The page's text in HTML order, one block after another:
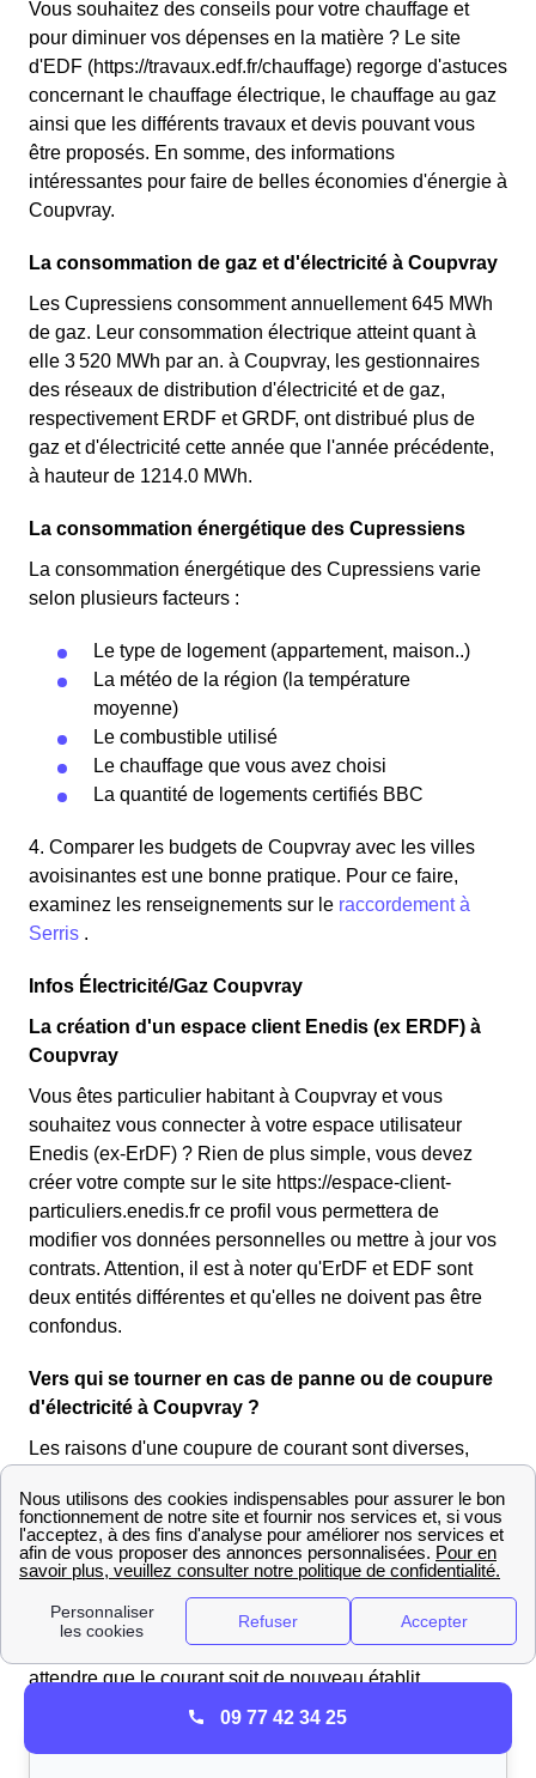
Vous souhaitez des conseils pour votre chauffage et
pour diminuer vos dépenses en la matière ? Le site
d'EDF (https://travaux.edf.fr/chauffage) regorge d'astuces
concernant le chauffage électrique, le chauffage au gaz
ainsi que les différents travaux et devis pouvant vous
être proposés. En somme, des informations
intéressantes pour faire de belles économies d'énergie à
Coupvray.
La consommation de gaz et d'électricité à Coupvray
Les Cupressiens consomment annuellement 645 MWh
de gaz. Leur consommation électrique atteint quant à
elle 3 520 MWh par an. à Coupvray, les gestionnaires
des réseaux de distribution d'électricité et de gaz,
respectivement ERDF et GRDF, ont distribué plus de
gaz et d'électricité cette année que l'année précédente,
à hauteur de 1214.0 MWh.
La consommation énergétique des Cupressiens
La consommation énergétique des Cupressiens varie
selon plusieurs facteurs :
Le type de logement (appartement, maison..)
La météo de la région (la température
moyenne)
Le combustible utilisé
Le chauffage que vous avez choisi
La quantité de logements certifiés BBC
4. Comparer les budgets de Coupvray avec les villes
avoisinantes est une bonne pratique. Pour ce faire,
examinez les renseignements sur le raccordement à
Serris .
Infos Électricité/Gaz Coupvray
La création d'un espace client Enedis (ex ERDF) à
Coupvray
Vous êtes particulier habitant à Coupvray et vous
souhaitez vous connecter à votre espace utilisateur
Enedis (ex-ErDF) ? Rien de plus simple, vous devez
créer votre compte sur le site https://espace-client-
particuliers.enedis.fr ce profil vous permettera de
modifier vos données personnelles ou mettre à jour vos
contrats. Attention, il est à noter qu'ErDF et EDF sont
deux entités différentes et qu'elles ne doivent pas être
confondus.
Vers qui se tourner en cas de panne ou de coupure
d'électricité à Coupvray ?
Les raisons d'une coupure de courant sont diverses,
problème afin d'apporter la solution adéquate. La
première cause pourrait être une coupure générale à
Coupvray, dans toute la ville, dans votre quartier ou
d'opération d'abattage d'arbres par exemple. La solution
est simple, après avoir contacté Enedis vous devez
attendre que le courant soit de nouveau établit.
09 77 42 34 25